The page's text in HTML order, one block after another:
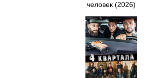
человек (2026)